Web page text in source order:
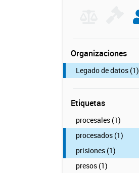
Organizaciones
Legado de datos (1)
Etiquetas
procesales (1)
procesados (1)
prisiones (1)
presos (1)